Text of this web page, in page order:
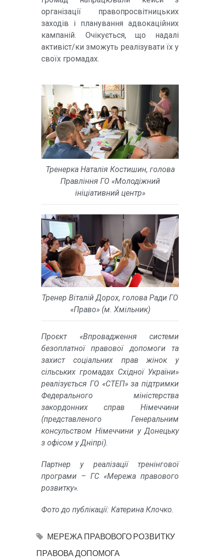
організації правопросвітницьких
заходів і планування адвокаційних
кампаній. Очікується, що надалі
активіст/ки зможуть реалізувати їх у
своїх громадах.
Тренерка Наталія Костишин, голова
Правління ГО «Молодіжний
ініціативний центр»
Тренер Віталій Дорох, голова Ради ГО
«Право» (м. Хмільник)
Проєкт «Впровадження системи
безоплатної правової допомоги та
захист соціальних прав жінок у
сільських громадах Східної України»
реалізується ГО «СТЕП» за підтримки
Федерального міністерства
закордонних справ Німеччини
(представленого Генеральним
консульством Німеччини у Донецьку
з офісом у Дніпрі).
Партнер у реалізації тренінгової
програми – ГС «Мережа правового
розвитку».
Фото до публікації: Катерина Клочко.
МЕРЕЖА ПРАВОВОГО РОЗВИТКУ
ПРАВОВА ДОПОМОГА